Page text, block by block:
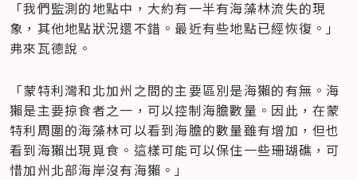
「我們監測的地點中，大約有一半有海藻林流失的現
象，其他地點狀況還不錯。最近有些地點已經恢復。」
弗來瓦德說。
「蒙特利灣和北加州之間的主要區別是海獺的有無。海
獺是主要掠食者之一，可以控制海膽數量。因此，在蒙
特利周圍的海藻林可以看到海膽的數量雖有增加，但也
看到海獺出現覓食。這樣可能可以保住一些珊瑚礁，可
惜加州北部海岸沒有海獺。」